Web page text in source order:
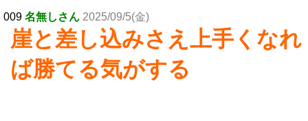
009 名無しさん 2025/09/5(金)
崖と差し込みさえ上手くなれ
ば勝てる気がする